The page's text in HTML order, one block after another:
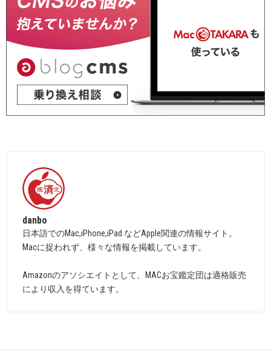
danbo
日本語でのMac,iPhone,iPad などApple関連の情報サイト。
Macに捉われず、様々な情報を掲載しています。
Amazonのアソシエイトとして、MACお宝鑑定団は適格販売
により収入を得ています。